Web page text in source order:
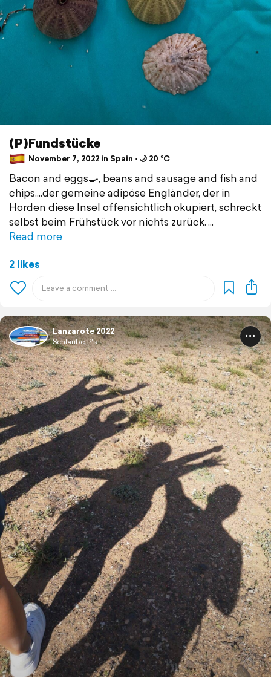
(P)Fundstücke
November 7, 2022 in Spain ⋅ 🌙 20 °C
Bacon and eggs🍳, beans and sausage and fish and
chips....der gemeine adipöse Engländer, der in
Horden diese Insel offensichtlich okupiert, schreckt
selbst beim Frühstück vor nichts zurück.
Read more
2 likes
Lanzarote 2022
Schlaube P's